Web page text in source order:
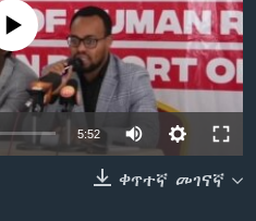
currently available
5:52
ቀጥተኛ መገናኛ